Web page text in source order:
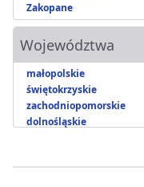
Zakopane
Województwa
małopolskie
świętokrzyskie
zachodniopomorskie
dolnośląskie